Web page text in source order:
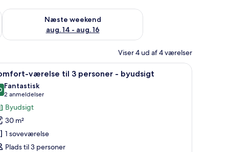
aug. 7 - aug. 9
Næste weekend
aug. 14 - aug. 16
Tjek tilgængelighed for næste weekend aug. 14 - aug. 16
Viser 4 ud af 4 værelser
og lamper. Et hotelværelse med to senge, et
8 værelse til 3 personer - byudsigt
ud af 10
Fantastisk
2 anmeldelser
(2
anmeldelser)
Byudsigt
30 m²
1 soveværelse
Plads til 3 personer